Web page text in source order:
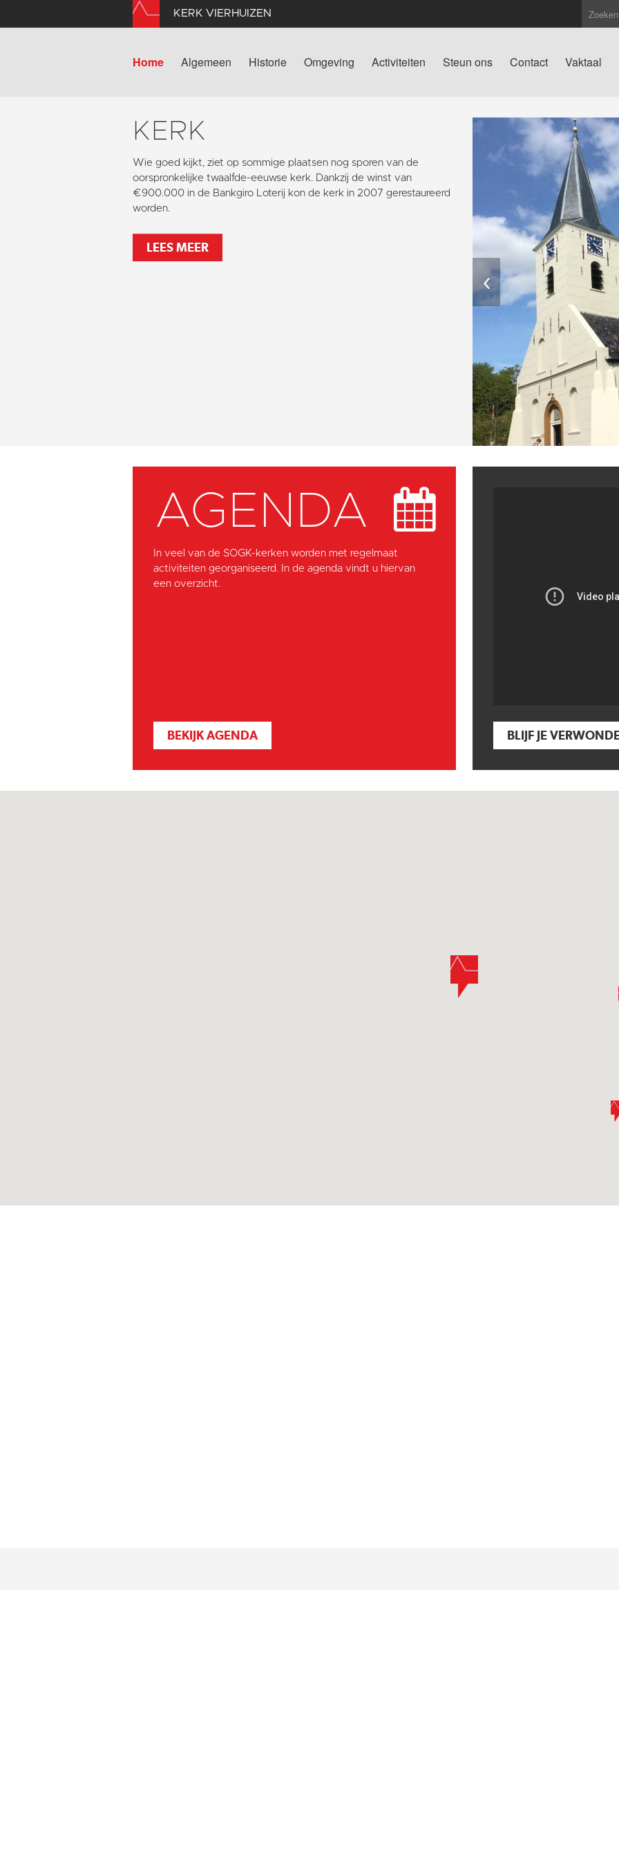
KERK VIERHUIZEN
Home Algemeen Historie Omgeving Activiteiten Steun ons Contact Vaktaal
KERK
Wie goed kijkt, ziet op sommige plaatsen nog sporen van de
oorspronkelijke twaalfde-eeuwse kerk. Dankzij de winst van
€900.000 in de Bankgiro Loterij kon de kerk in 2007 gerestaureerd
worden.
LEES MEER
‹
AGENDA
In veel van de SOGK-kerken worden met regelmaat
activiteiten georganiseerd. In de agenda vindt u hiervan
een overzicht.
BEKIJK AGENDA BLIJF JE